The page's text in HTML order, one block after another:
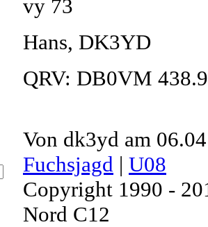
vy 73
Hans, DK3YD
QRV: DB0VM
Von dk3yd am
Fuchsjagd | U08
Copyright 1990 -
Nord C12